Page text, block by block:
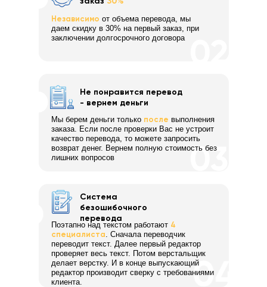
Система
безошибочного
перевода
Не понравится перевод
- вернем деньги
Независимо от объема перевода, мы
даем скидку в 30% на первый заказ, при
заключении долгосрочного договора
Поэтапно над текстом работают 4
специалиста. Сначала переводчик
переводит текст. Далее первый редактор
проверяет весь текст. Потом верстальщик
делает верстку. И в конце выпускающий
редактор производит сверку с требованиями
клиента.
Мы берем деньги только после выполнения
заказа. Если после проверки Вас не устроит
качество перевода, то можете запросить
возврат денег. Вернем полную стоимость без
лишних вопросов